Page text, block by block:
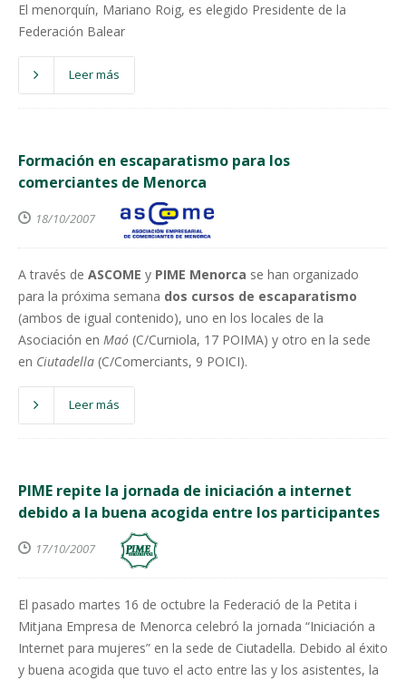
El menorquín, Mariano Roig, es elegido Presidente de la
Federación Balear
Leer más
Formación en escaparatismo para los
comerciantes de Menorca
18/10/2007
A través de ASCOME y PIME Menorca se han organizado
para la próxima semana dos cursos de escaparatismo
(ambos de igual contenido), uno en los locales de la
Asociación en Maó (C/Curniola, 17 POIMA) y otro en la sede
en Ciutadella (C/Comerciants, 9 POICI).
Leer más
PIME repite la jornada de iniciación a internet
debido a la buena acogida entre los participantes
17/10/2007
El pasado martes 16 de octubre la Federació de la Petita i
Mitjana Empresa de Menorca celebró la jornada “Iniciación a
Internet para mujeres” en la sede de Ciutadella. Debido al éxito
y buena acogida que tuvo el acto entre las y los asistentes, la